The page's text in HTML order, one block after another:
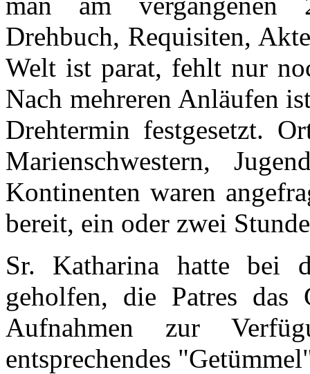
Drehbuch, Requisiten,
Welt ist parat, fehlt nur
Nach mehreren Anläufen
Drehtermin festgesetzt.
Marienschwestern,
Kontinenten waren
bereit, ein oder zwei
Sr. Katharina hatte bei
geholfen, die Patres
Aufnahmen zur
entsprechendes